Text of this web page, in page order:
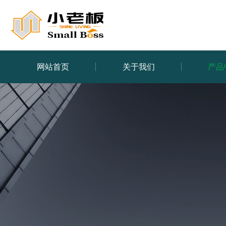
网站首页 关于我们 产品